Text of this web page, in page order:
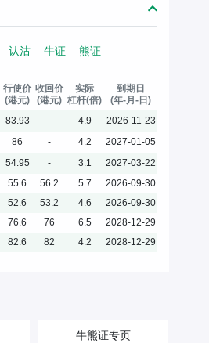
认沽 牛证 熊证
行使价
(港元)
收回价
(港元)
实际
杠杆(倍)
到期日
(年-月-日)
83.93 - 4.9
2026-11-23
86 - 4.2
2027-01-05
54.95 - 3.1
2027-03-22
55.6 56.2 5.7
2026-09-30
52.6 53.2 4.6
2026-09-30
76.6 76 6.5
2028-12-29
82.6 82 4.2 2028-12-29
牛熊证专页